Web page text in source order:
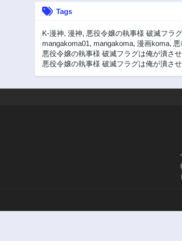
Tags
K-漫神, 漫神, 悪役令嬢の執事様 破滅フラ
mangakoma01, mangakoma, 漫画koma, 悪
悪役令嬢の執事様 破滅フラグは俺が潰さ
悪役令嬢の執事様 破滅フラグは俺が潰さ